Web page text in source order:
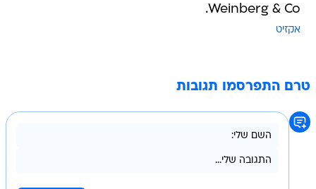
Weinberg & Co.
אקזיט
טרם התפרסמו תגובות